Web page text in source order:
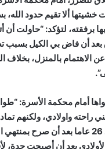
خشيتها ألا تقيم حدود
برفقته، لتؤكد: “حاولت
أن فاض بي الكيل بسبب
الاهتمام بالمنزل، بخلاف
أمام محكمة الأسرة:
راحته واولادي، ولكنهم
المعاملة علي يديه بعد 26
بعد أن أصبحت جدة،
….
يكتب
مايسه
عطوه
كليوباترا
القرن
مصطفى كامل
مايسه عطوه